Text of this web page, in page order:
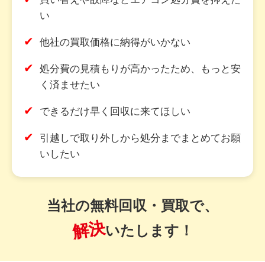
い
✔ 他社の買取価格に納得がいかない
✔
処分費の見積もりが高かったため、もっと安
く済ませたい
✔ できるだけ早く回収に来てほしい
✔
引越しで取り外しから処分までまとめてお願
いしたい
当社の無料回収・買取で、
解決いたします！